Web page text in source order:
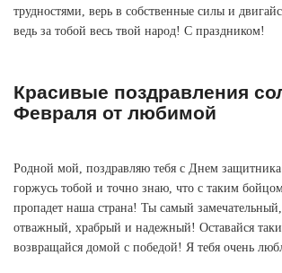
трудностями, верь в собственные силы и
ведь за тобой весь твой народ! С праздником!
Красивые поздравления
Февраля от любимой
Родной мой, поздравляю тебя с Днем
горжусь тобой и точно знаю, что с таким
пропадет наша страна! Ты самый
отважный, храбрый и надежный! Оставайся
возвращайся домой с победой! Я тебя очень